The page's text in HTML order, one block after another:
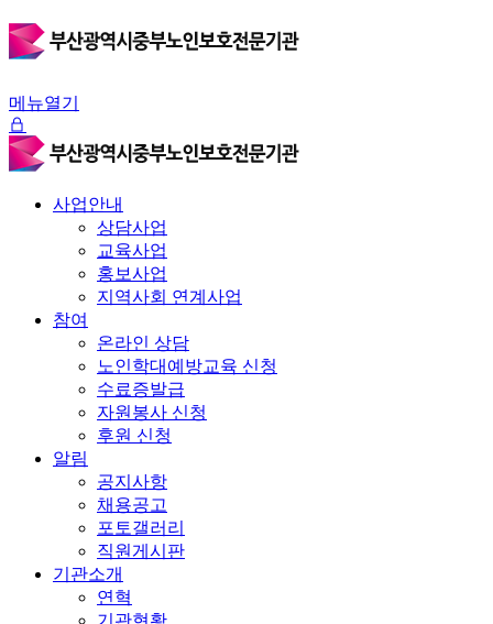
메뉴열기
사업안내
상담사업
교육사업
홍보사업
지역사회 연계사업
참여
온라인 상담
노인학대예방교육 신청
수료증발급
자원봉사 신청
후원 신청
알림
공지사항
채용공고
포토갤러리
직원게시판
기관소개
연혁
기관현황